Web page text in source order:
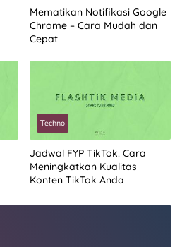
Mematikan Notifikasi Google
Chrome – Cara Mudah dan
Cepat
Techno
Jadwal FYP TikTok: Cara
Meningkatkan Kualitas
Konten TikTok Anda